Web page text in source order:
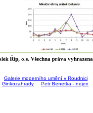
Říp, o.s. Všechna práva vyhrazena
Galerie moderního umění v Roudnici
Ginkozahrady
Petr Benetka - nejen